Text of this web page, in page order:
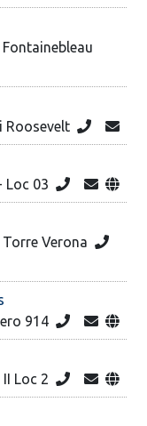
Roosevelt
Loc 03
Verona
914
Loc 2